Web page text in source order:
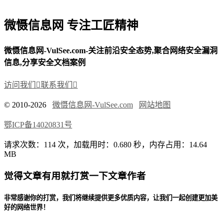
微慑信息网 专注工匠精神
微慑信息网-VulSee.com-关注前沿安全态势,聚合网络安全漏洞
信息,分享安全文档案例
访问我们 联系我们 
© 2010-2026 微慑信息网-VulSee.com 网站地图
鄂ICP备14020831号
请求次数：114 次，加载用时：0.680 秒，内存占用：14.64
MB
觉得文章有用就打赏一下文章作者
非常感谢你的打赏，我们将继续提供更多优质内容，让我们一起创建更加美
好的网络世界！